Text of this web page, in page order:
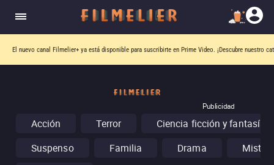
El nuevo canal Filmelier+ ya está disponible para suscribirte en Prime Video. ¡Descubre nuestro
Publicidad
Acción Terror
Ciencia ficción y fantasía
Suspenso
Familia Drama